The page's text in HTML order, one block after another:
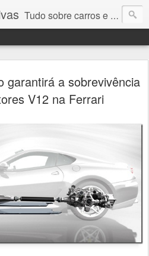
Tudo sobre carros e motores
garantirá a sobrevivência
V12 na Ferrari